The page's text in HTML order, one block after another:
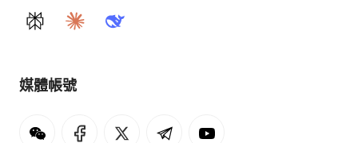
PerplexityClaudeDeepSeek
媒體帳號